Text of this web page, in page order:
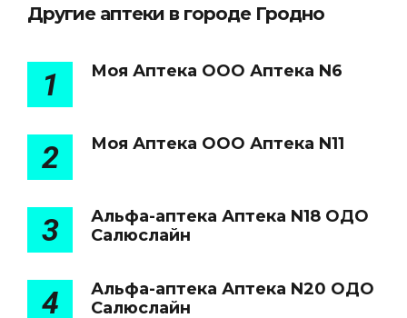
Другие аптеки в городе Гродно
1 Моя Аптека ООО Аптека N6
2 Моя Аптека ООО Аптека N11
3
Альфа-аптека Аптека N18 ОДО
Салюслайн
4
Альфа-аптека Аптека N20 ОДО
Салюслайн